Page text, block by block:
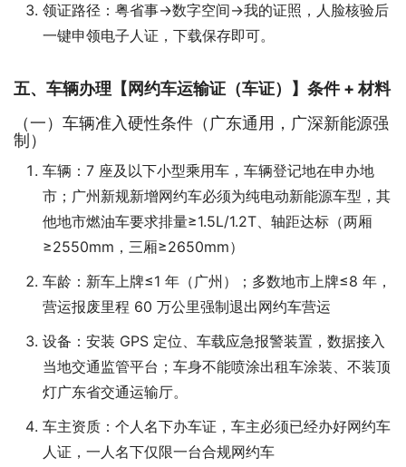
领证路径：粤省事→数字空间→我的证照，人脸核验后
一键申领电子人证，下载保存即可。
五、车辆办理【网约车运输证（车证）】条件 + 材料
（一）车辆准入硬性条件（广东通用，广深新能源强
制）
车辆：7 座及以下小型乘用车，车辆登记地在申办地
市；广州新规新增网约车必须为纯电动新能源车型，其
他地市燃油车要求排量≥1.5L/1.2T、轴距达标（两厢
≥2550mm，三厢≥2650mm）
车龄：新车上牌≤1 年（广州）；多数地市上牌≤8 年，
营运报废里程 60 万公里强制退出网约车营运
设备：安装 GPS 定位、车载应急报警装置，数据接入
当地交通监管平台；车身不能喷涂出租车涂装、不装顶
灯广东省交通运输厅。
车主资质：个人名下办车证，车主必须已经办好网约车
人证，一人名下仅限一台合规网约车